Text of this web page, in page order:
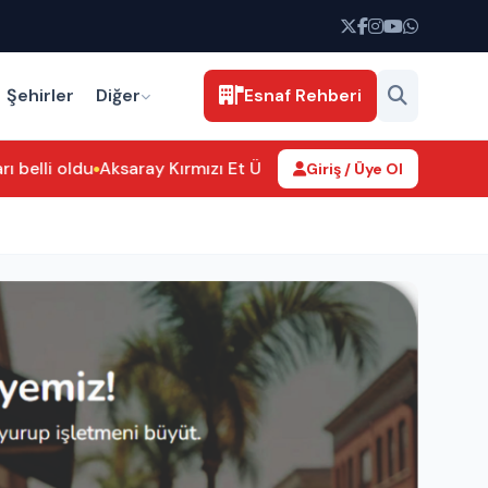
Şehirler Diğer Esnaf Rehberi
oldu Aksaray Kırmızı Et Üreticileri Birliği’nden Hamit
Giriş / Üye Ol